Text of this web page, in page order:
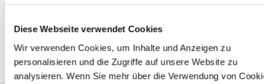
Diese Webseite verwendet Cookies
Wir verwenden Cookies, um Inhalte und Anzeigen zu
personalisieren und die Zugriffe auf unsere Website zu
analysieren. Wenn Sie mehr über die Verwendung von
Les commandes arrivées avant midi peuvent être expédiées
le jour même par livraison standard ou expresse si